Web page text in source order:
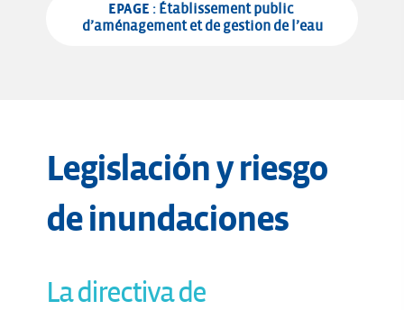
EPAGE : Établissement public
d’aménagement et de gestion de l’eau
Legislación y riesgo
de inundaciones
La directiva de